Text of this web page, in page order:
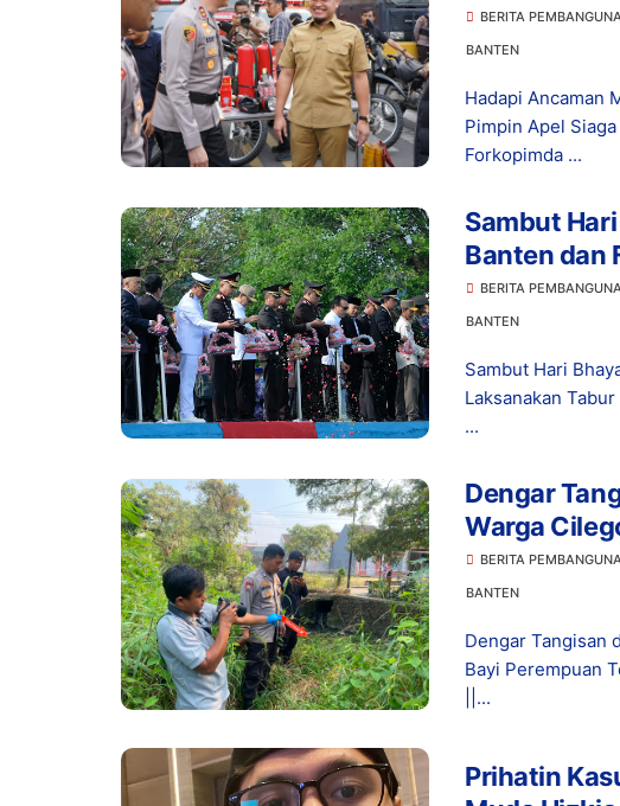
Berskala
BERITA
BANTEN
Hadapi Ancaman
Pimpin Apel
Forkopimda ...
Sambut
Banten dan
Bunga di
BERITA
BANTEN
Sambut Hari
Laksanakan
...
Dengar
Warga
BERITA
BANTEN
Dengar Tangisan
Bayi Perempuan
||...
Prihatin